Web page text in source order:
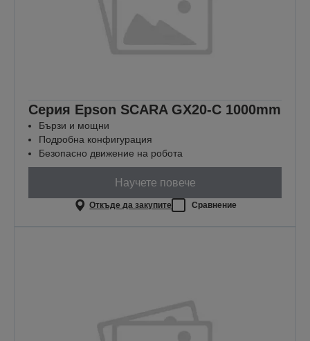
Серия Epson SCARA GX20-C 1000mm
Бързи и мощни
Подробна конфигурация
Безопасно движение на робота
Научете повече
Откъде да закупите Сравнение